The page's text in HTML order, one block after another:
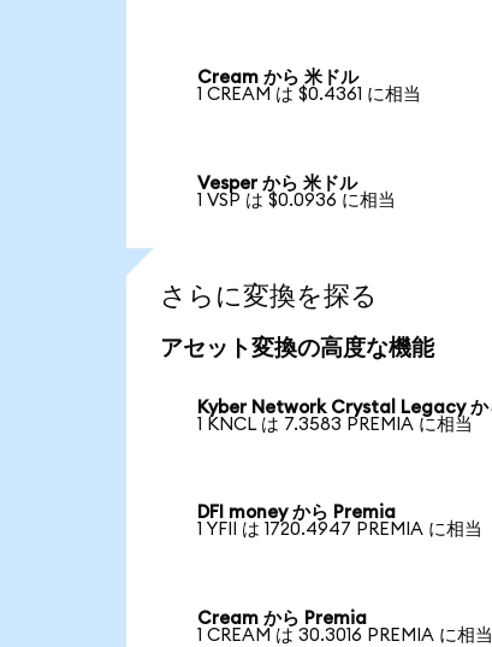
Cream から 米ドル
1 CREAM は $0.4361 に相当
Vesper から 米ドル
1 VSP は $0.0936 に相当
さらに変換を探る
アセット変換の高度な機能
Kyber Network Crystal Legacy か
1 KNCL は 7.3583 PREMIA に相当
DFI money から Premia
1 YFII は 1720.4947 PREMIA に相当
Cream から Premia
1 CREAM は 30.3016 PREMIA に相当